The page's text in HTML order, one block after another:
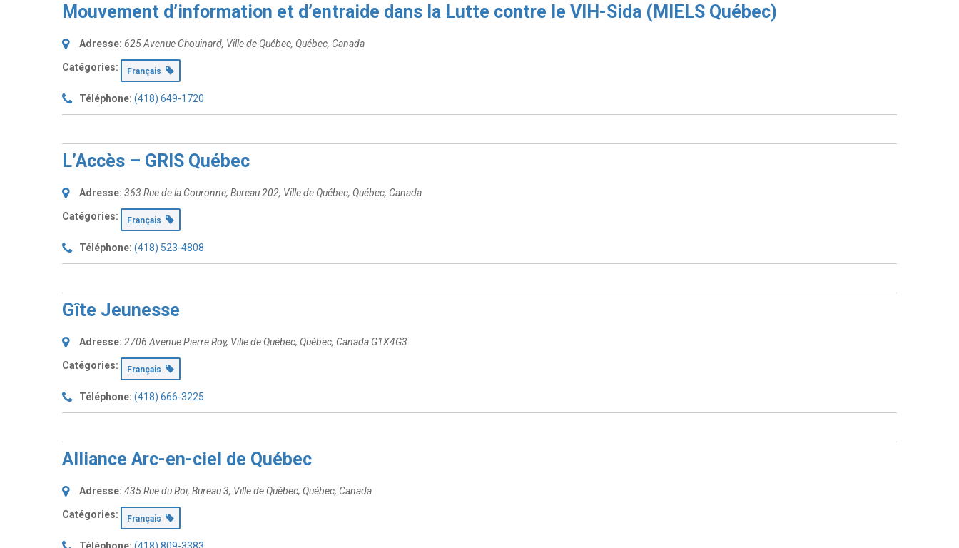
Mouvement d’information et d’entraide dans la Lutte contre le VIH-Sida (MIELS Québec)
Adresse: 625 Avenue Chouinard, Ville de Québec, Québec, Canada
Catégories: Français
Téléphone: (418) 649-1720
L’Accès – GRIS Québec
Adresse: 363 Rue de la Couronne, Bureau 202, Ville de Québec, Québec, Canada
Catégories: Français
Téléphone: (418) 523-4808
Gîte Jeunesse
Adresse: 2706 Avenue Pierre Roy, Ville de Québec, Québec, Canada G1X4G3
Catégories: Français
Téléphone: (418) 666-3225
Alliance Arc-en-ciel de Québec
Adresse: 435 Rue du Roi, Bureau 3, Ville de Québec, Québec, Canada
Catégories: Français